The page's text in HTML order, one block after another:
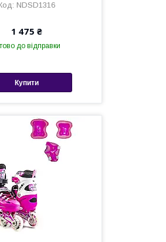
NDSD1316
1 475 ₴
до відправки
Купити